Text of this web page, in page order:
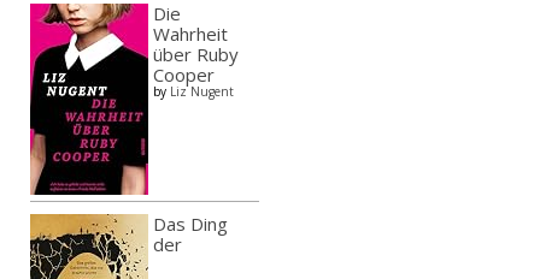
Die
Wahrheit
über Ruby
Cooper
by Liz Nugent
Das Ding
der